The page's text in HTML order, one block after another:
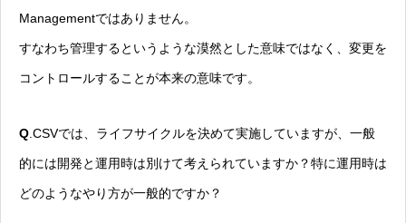
Managementではありません。
すなわち管理するというような漠然とした意味ではなく、変更を
コントロールすることが本来の意味です。
Q .CSVでは、ライフサイクルを決めて実施していますが、一般
的には開発と運用時は別けて考えられていますか？特に運用時は
どのようなやり方が一般的ですか？